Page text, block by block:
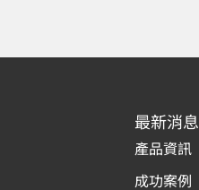
最新消息
產品資訊
成功案例